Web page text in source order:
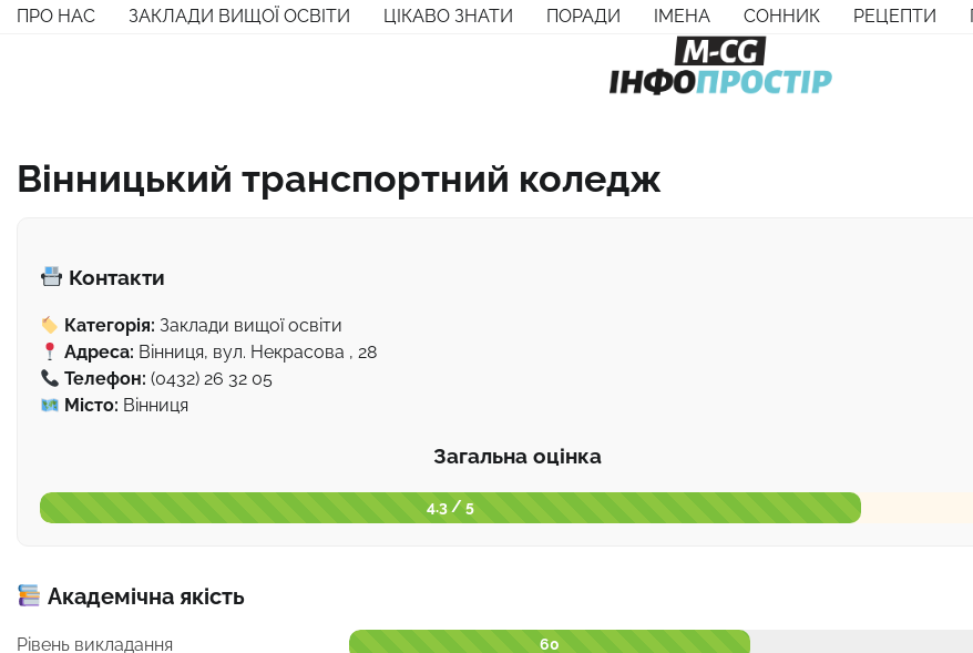
Перейти
ПРО НАС ЗАКЛАДИ ВИЩОЇ ОСВІТИ ЦІКАВО ЗНАТИ ПОРАДИ ІМЕНА СОННИК РЕЦЕПТИ
Вінницький транспортний коледж
Контакти
Категорія: Заклади вищої освіти
Адреса: Вінниця, вул. Некрасова , 28
Телефон: (0432) 26 32 05
Місто: Вінниця
Загальна оцінка
4.3 / 5
Академічна якість
Рівень викладання 60